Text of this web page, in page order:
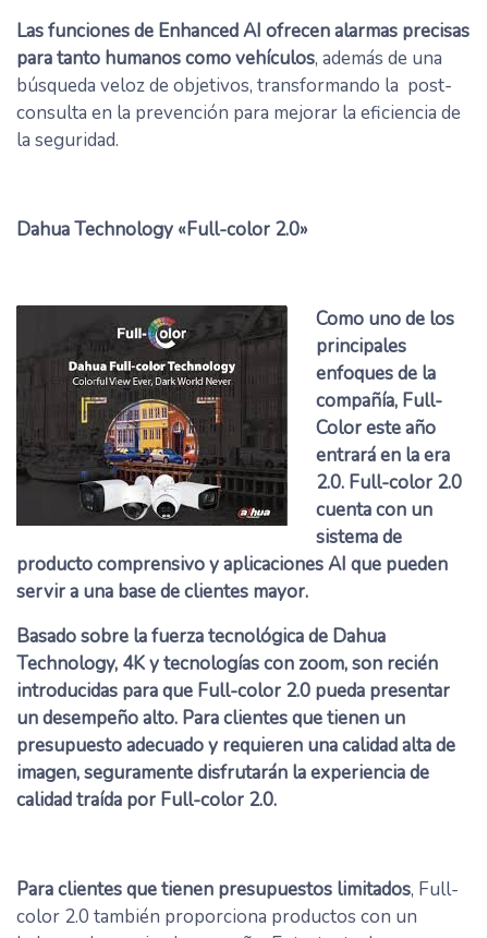
Las funciones de Enhanced AI ofrecen alarmas precisas
para tanto humanos como vehículos, además de una
búsqueda veloz de objetivos, transformando la post-
consulta en la prevención para mejorar la eficiencia de
la seguridad.
Dahua Technology «Full-color 2.0»
Como uno de los
principales
enfoques de la
compañía, Full-
Color este año
entrará en la era
2.0. Full-color 2.0
cuenta con un
sistema de
producto comprensivo y aplicaciones AI que pueden
servir a una base de clientes mayor.
Basado sobre la fuerza tecnológica de Dahua
Technology, 4K y tecnologías con zoom, son recién
introducidas para que Full-color 2.0 pueda presentar
un desempeño alto. Para clientes que tienen un
presupuesto adecuado y requieren una calidad alta de
imagen, seguramente disfrutarán la experiencia de
calidad traída por Full-color 2.0.
Para clientes que tienen presupuestos limitados, Full-
color 2.0 también proporciona productos con un